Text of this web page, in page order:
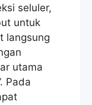
seluler,
untuk
langsung
utama
Pada